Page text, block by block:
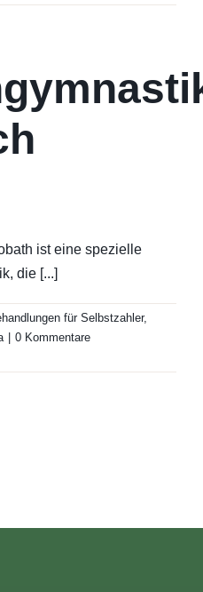
ist eine spezielle
die [...]
für Selbstzahler,
0 Kommentare